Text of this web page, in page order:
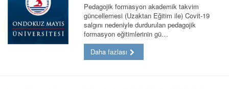
Pedagojik formasyon akademik takvim
güncellemesi (Uzaktan Eğitim ile) Covit-19
salgını nedeniyle durdurulan pedagojik
formasyon eğitimlerinin gü…
Daha fazlası